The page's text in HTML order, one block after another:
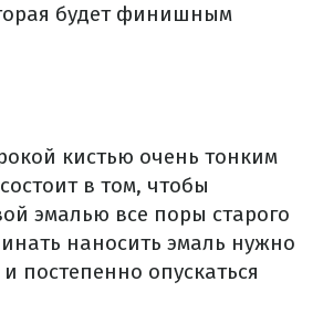
будет финишным
кистью очень тонким
в том, чтобы
эмалью все поры старого
наносить эмаль нужно
постепенно опускаться